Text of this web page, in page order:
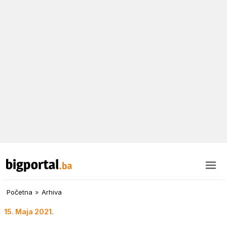
Početna » Arhiva
15. Maja 2021.